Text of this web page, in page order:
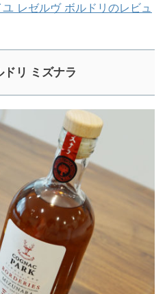
レゼルヴ ボルドリのレビュ
リ ミズナラ